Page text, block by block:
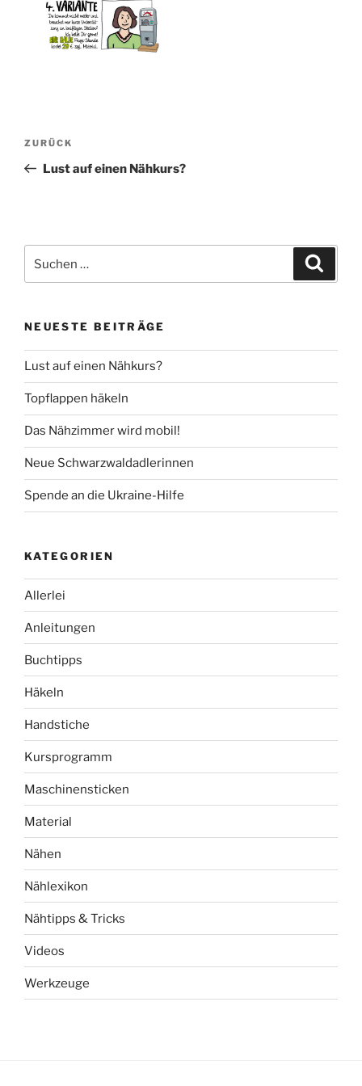
Beitragsnavigation
Vorheriger
Beitrag
ZURÜCK
Lust auf einen Nähkurs?
nach:
NEUESTE BEITRÄGE
Lust auf einen Nähkurs?
Topflappen häkeln
Das Nähzimmer wird mobil!
Neue Schwarzwaldadlerinnen
Spende an die Ukraine-Hilfe
KATEGORIEN
Allerlei
Anleitungen
Buchtipps
Häkeln
Handstiche
Kursprogramm
Maschinensticken
Material
Nähen
Nählexikon
Nähtipps & Tricks
Videos
Werkzeuge